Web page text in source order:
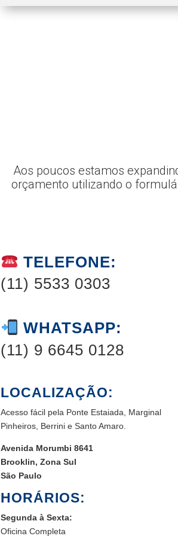
Aos poucos estamos
orçamento utilizando o
TELEFONE:
(11) 5533 0303
WHATSAPP:
(11) 9 6645 0128
LOCALIZAÇÃO:
Acesso fácil pela Ponte Estaiada, Marginal
Pinheiros, Berrini e Santo Amaro.
Avenida Morumbi 8641
Brooklin, Zona Sul
São Paulo
HORÁRIOS:
Segunda à Sexta:
Oficina Completa